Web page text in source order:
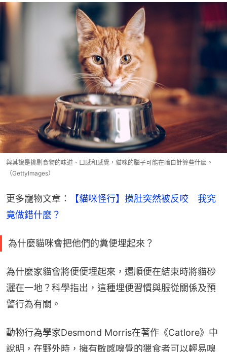
與其說是挑剔食物的味道、口感和感覺，貓咪的腦子可能在暗自計算些什麼。
（GettyImages）
更多寵物文章：
【貓咪怪行】摸肚突然被反咬　我究
竟做錯什麼？
為什麼貓咪會把他們的糞便埋起來？
為什麼家貓會將便便埋起來，還順便在結束時將貓砂
灑在一地？科學指出，這種埋便習慣與服從關係及預
警行為有關。
動物行為學家Desmond Morris在著作《Catlore》中
說明，在野外時，擁有敏感嗅覺的獵食者可以輕易嗅